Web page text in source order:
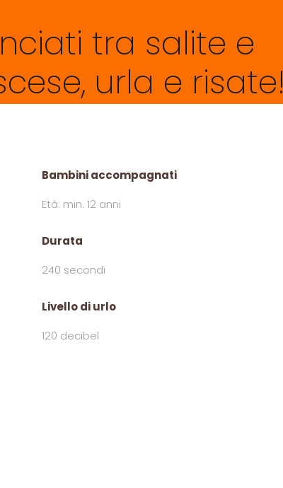
tra salite e
urla e risate!
Bambini accompagnati
Età: min. 12 anni
Durata
240 secondi
Livello di urlo
120 decibel